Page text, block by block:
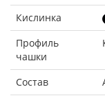
Кислинка
Профиль
чашки
Состав